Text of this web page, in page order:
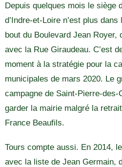
Depuis quelques mois le siège
d’Indre-et-Loire n’est plus
bout du Boulevard Jean Royer,
avec la Rue Giraudeau. C’est
moment à la stratégie pour la
municipales de mars 2020. Le
campagne de Saint-Pierre-des-
garder la mairie malgré la
France Beaufils.
Tours compte aussi. En 2014,
avec la liste de Jean Germain,